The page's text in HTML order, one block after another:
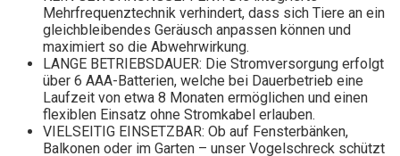
Mehrfrequenztechnik verhindert, dass sich Tiere an ein
gleichbleibendes Geräusch anpassen können und
maximiert so die Abwehrwirkung.
LANGE BETRIEBSDAUER: Die Stromversorgung erfolgt
über 6 AAA-Batterien, welche bei Dauerbetrieb eine
Laufzeit von etwa 8 Monaten ermöglichen und einen
flexiblen Einsatz ohne Stromkabel erlauben.
VIELSEITIG EINSETZBAR: Ob auf Fensterbänken,
Balkonen oder im Garten – unser Vogelschreck schützt